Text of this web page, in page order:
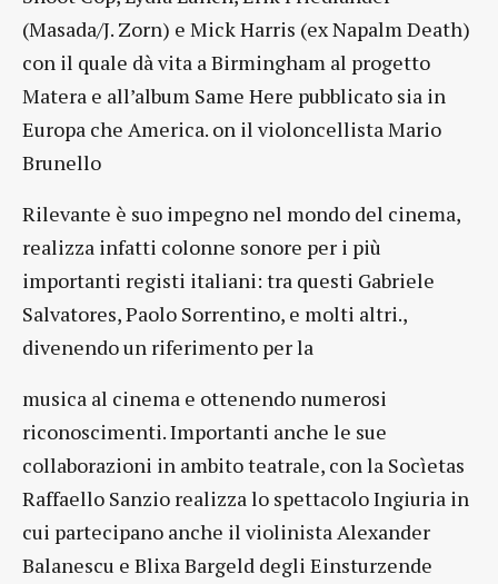
(Masada/J. Zorn) e Mick Harris (ex Napalm Death)
con il quale dà vita a Birmingham al progetto
Matera e all’album Same Here pubblicato sia in
Europa che America. on il violoncellista Mario
Brunello
Rilevante è suo impegno nel mondo del cinema,
realizza infatti colonne sonore per i più
importanti registi italiani: tra questi Gabriele
Salvatores, Paolo Sorrentino, e molti altri.,
divenendo un riferimento per la
musica al cinema e ottenendo numerosi
riconoscimenti. Importanti anche le sue
collaborazioni in ambito teatrale, con la Socìetas
Raffaello Sanzio realizza lo spettacolo Ingiuria in
cui partecipano anche il violinista Alexander
Balanescu e Blixa Bargeld degli Einsturzende